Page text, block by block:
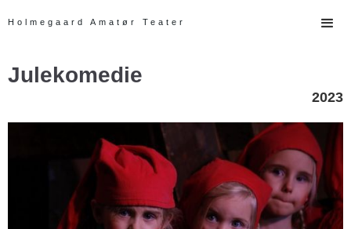
Holmegaard Amatør Teater
Julekomedie
2023